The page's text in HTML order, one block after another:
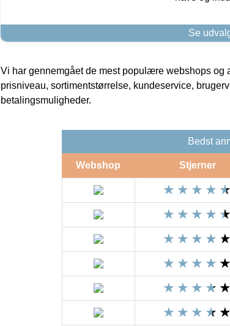
Se
Vi har gennemgået de mest populære webshops og
prisniveau, sortimentstørrelse, kundeservice,
betalingsmuligheder.
Bedst
Webshop Stjerner